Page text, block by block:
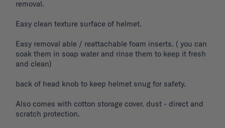
removal.
Easy clean texture surface of helmet.
Easy removal able / reattachable foam inserts. ( you can
soak them in soap water and rinse them to keep it fresh
and clean)
back of head knob to keep helmet snug for safety.
Also comes with cotton storage cover. dust - direct and
scratch protection.